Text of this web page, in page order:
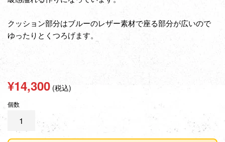
クッション部分はブルーのレザー素材で座る部分が広いので
ゆったりとくつろげます。
通
常
価
¥14,300 (税込)
個数